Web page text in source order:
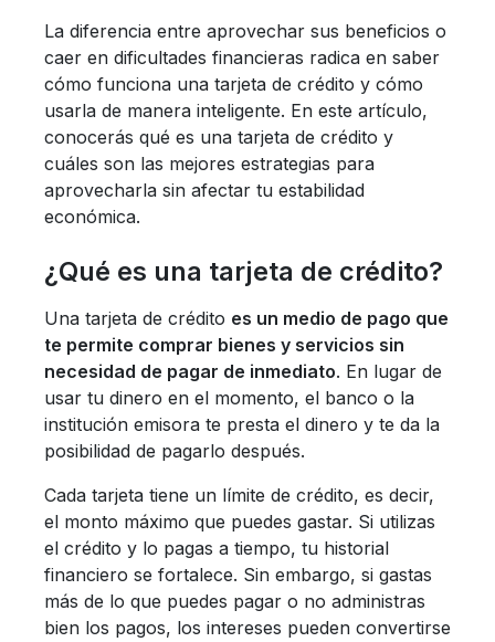
La diferencia entre aprovechar sus beneficios o
caer en dificultades financieras radica en saber
cómo funciona una tarjeta de crédito y cómo
usarla de manera inteligente. En este artículo,
conocerás qué es una tarjeta de crédito y
cuáles son las mejores estrategias para
aprovecharla sin afectar tu estabilidad
económica.
¿Qué es una tarjeta de crédito?
Una tarjeta de crédito es un medio de pago que
te permite comprar bienes y servicios sin
necesidad de pagar de inmediato. En lugar de
usar tu dinero en el momento, el banco o la
institución emisora te presta el dinero y te da la
posibilidad de pagarlo después.
Cada tarjeta tiene un límite de crédito, es decir,
el monto máximo que puedes gastar. Si utilizas
el crédito y lo pagas a tiempo, tu historial
financiero se fortalece. Sin embargo, si gastas
más de lo que puedes pagar o no administras
bien los pagos, los intereses pueden convertirse